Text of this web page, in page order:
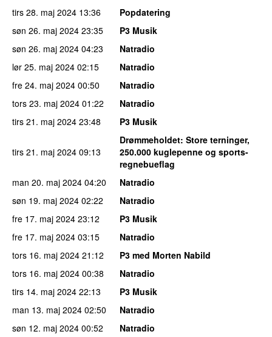
tirs 28. maj 2024 13:36
Popdatering
søn 26. maj 2024 23:35
P3 Musik
søn 26. maj 2024 04:23
Natradio
lør 25. maj 2024 02:15
Natradio
fre 24. maj 2024 00:50
Natradio
tors 23. maj 2024 01:22
Natradio
tirs 21. maj 2024 23:48 P3 Musik
tirs 21. maj 2024 09:13
Drømmeholdet: Store terninger,
250.000 kuglepenne og sports-
regnebueflag
man 20. maj 2024 04:20
Natradio
søn 19. maj 2024 02:22
Natradio
fre 17. maj 2024 23:12
P3 Musik
fre 17. maj 2024 03:15
Natradio
tors 16. maj 2024 21:12
P3 med Morten Nabild
tors 16. maj 2024 00:38
Natradio
tirs 14. maj 2024 22:13
P3 Musik
man 13. maj 2024 02:50
Natradio
søn 12. maj 2024 00:52
Natradio